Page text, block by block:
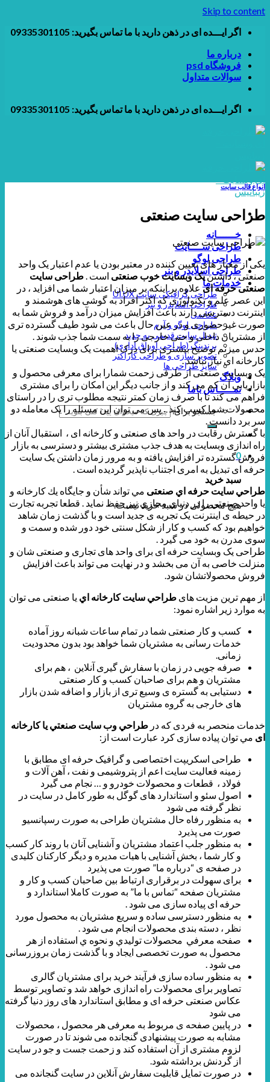
Skip to content
اگر ایـــده ای در ذهن دارید با ما تماس بگیرید: 09335301105
درباره ما
فروشگاه psd
سوالات متداول
اگر ایـــده ای در ذهن دارید با ما تماس بگیرید: 09335301105
خــــــانه
طراحی ســــایت
طراحی لوگو
طراحی اسلایدر و بنر
خدمات ما
طراحی گرافیکی سایت UI.UX
طراحی اسلایدر و بنر
عکاسی
طراحی لوگو و آرم
تبدیل سایت قدیمی به جدید
برندینگ (طراحی اوراق اداری)
تصویر سازی و طراحی کاراکتر
سایر طراحی ها
وبلاگ
تمـــــاس باما
جستجو برای:
0
سبد خرید
هیچ محصولی در سبد خرید نیست.
انواع قالب سایت
طراحی سایت صنعتی
یکی از معیار های تعیین کننده در معتبر بودن یا عدم اعتبار یک واحد
صنعتی ، داشتنیک وبسایت خوب صنعتی است .طراحی سایت
صنعتی حرفه ای علاوه بر اینکه بر میزان اعتبار شما می افزاید ، در
این عصر علم و تکنولوژی که اکثر افراد به گوشی های هوشمند و
اینترنت دسترسی دارند باعث افزایش میزان درآمد و فروش شما به
صورت غیرحضوری و در عین حال باعث می شود طیف گسترده تری
از مشتریان داخلی و حتی خارجی را به سمت شما جذب شوند .
حدس میزنم توضیح بیشتری برای درک اهمیت یک وبسایت صنعتی یا
کارخانه ای نیاز نباشد .
یک وبسایت صنعتی از طرفی زحمت شمارا برای معرفی محصول و
بازاریابی آن کم می کند و از جانب دیگر این امکان را برای مشتری
فراهم می کند تا با صرف زمان کمتر نتیجه مطلوب تری را در راستای
محصولات شما کسب کند . پس می توان این مسئله را یک معامله دو
سر برد دانست .
با گسترش رقابت در واحد های صنعتی و کارخانه ای ، استقبال آنان از
راه اندازی وبسایت به هدف جذب مشتری بیشتر و دسترسی به بازار
فروش گسترده تر افزایش یافته و به مرور زمان داشتن یک سایت
حرفه ای تبدیل به امری اجتناب ناپذیر گردیده است .
طراحي سايت حرفه اي صنعتی مي تواند شأن و جايگاه يك كارخانه و
يا واحد صنعتي را در دنياي مجازي نیز حفظ نمايد . قطعا تجربه تجارت
در حیطه ی اینترنت یک تجربه ی جدید است و با گذشت زمان شاهد
خواهیم بود که کسب و کار از شکل سنتی خود دور شده و سمت و
سوی مدرن به خود می گیرد .
طراحی یک وبسایت حرفه ای برای واحد های تجاری و صنعتی شان و
منزلت خاصی به آن می بخشد و در نهایت می تواند باعث افزایش
فروش محصولاتشان شود.
از مهم ترین مزیت های طراحي سايت كارخانه اي یا صنعتی می توان
به موارد زیر اشاره نمود:
کسب و کار صنعتی شما در تمام ساعات شبانه روز آماده
خدمات رسانی به مشتریان شما خواهد بود بدون محدودیت
زمانی.
صرفه جویی در زمان با سفارش گیری آنلاین ، هم برای
مشتریان و هم برای صاحبان کسب و کار صنعتی
دستیابی به گستره ی وسیع تری از بازار و اضافه شدن بازار
های خارجی به گروه مشتریان
خدمات منحصر به فردی كه در طراحي وب سايت صنعتي یا کارخانه
ای مي توان پیاده سازی کرد عبارت است از:
طراحی اسکریپت اختصاصی و گرافیک حرفه ای مطابق با
زمینه فعالیت سایت اعم از پتروشیمی و نفت ، آهن آلات و
فولاد ، قطعات و محصولات خودرو و … نجام می گیرد
اصول سئو و استاندارد های گوگل به طور کامل در سایت در
نظر گرفته می شود
به منظور رفاه حال مشتریان طراحی به صورت رسپانسیو
صورت می پذیرد
به منظور جلب اعتماد مشتریان و آشنایی آنان با روند کار کسب
و کار شما ، بخش آشنایی با هیات مدیره و دیگر کارکنان کلیدی
در صفحه ی “درباره ما” صورت می پذیرد
برای سهولت در برقراری ارتباط بین صاحبان کسب و کار و
مشتریان صفحه “تماس با ما” به صورت کاملا استاندارد و
حرفه ای پیاده سازی می شود .
به منظور دسترسی ساده و سریع مشتریان به محصول مورد
نظر ، دسته بندی محصولات انجام می شود .
صفحه معرفي محصولات توليدي و نحوه ي استفاده از هر
محصول به صورت تخصصی ایجاد و با گذشت زمان بروزرسانی
می شود .
به منظور ساده سازی فرآیند خرید برای مشتریان گالری
تصاویر برای محصولات راه اندازی خواهد شد و تصاویر توسط
عکاس صنعتی حرفه ای و مطابق استاندارد های روز دنیا گرفته
می شود
در پایین صفحه ی مربوط به معرفی هر محصول ، محصولات
مشابه به صورت پیشنهادی گنجانده می شوند تا در صورت
لزوم مشتری از آن استفاده کند و زحمت جست و جو در سایت
از گردنش برداشته شود.
در صورت تمایل قابلیت سفارش آنلاین در سایت گنجانده می